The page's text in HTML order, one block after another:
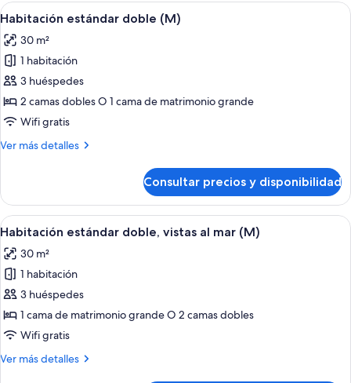
Abrir
todas
las
fotos
de
Habitación
estándar
(M)
Minibar, caja fuerte, espacio para
2
Habitación estándar doble (M)
30 m²
1 habitación
3 huéspedes
2 camas dobles O 1 cama de matrimonio grande
Wifi gratis
Ver más detalles
Más
estándar
doble
(M)
Consultar precios y disponibilidad
Abrir
todas
las
fotos
de
Habitación
estándar
vistas
Habitación de hotel con cama,
2
Habitación estándar doble, vistas al mar (M)
30 m²
1 habitación
3 huéspedes
1 cama de matrimonio grande O 2 camas dobles
Wifi gratis
Ver más detalles
Más